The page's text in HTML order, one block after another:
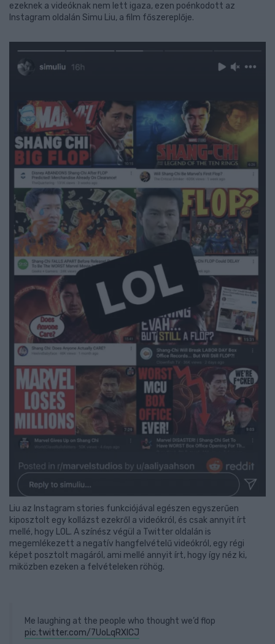
ezeknek a videóknak nem lett igaza, ezen poénkodott az
Instagram oldalán Simu Liu, a film főszereplője.
Liu az Instagram stories funkciójával egészen egyszerűen
kiposztolt egy kollázst ezekről a videókról, és csak annyit írt
mellé, hogy LOL. A színész végül a Twitter oldalán is
megemlékezett a negatív hangfelvételű videókról, egy régi
képet posztolt magáról, ami mellé annyit írt, hogy így néz ki,
miközben ezeken a felvételeken röhög.
Me laughing at the people who thought we’d flop
pic.twitter.com/7UoLqRXlCJ